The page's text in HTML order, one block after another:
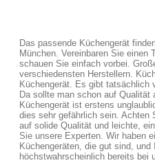
Das passende Küchengerät
München. Vereinbaren Sie einen
schauen Sie einfach vorbei.
verschiedensten Herstellern.
Küchengerät. Es gibt tatsächlich
Da sollte man schon auf Qualität
Küchengerät ist erstens
dies sehr gefährlich sein. Achten
auf solide Qualität und leichte,
Sie unsere Experten. Wir haben
Küchengeräten, die gut sind,
höchstwahrscheinlich bereits bei